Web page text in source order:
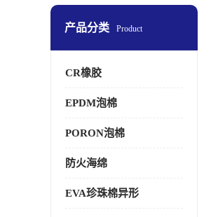
产品分类 Product
CR橡胶
EPDM泡棉
PORON泡棉
防火海绵
EVA珍珠棉异形